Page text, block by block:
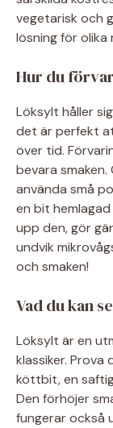
vegetarisk och
lösning för olika
Hur du
Löksylt håller
det är perfekt
över tid.
bevara smaken.
använda små
en bit
upp den, gör
undvik
och smaken!
Vad du kan
Löksylt är en
klassiker. Prova
köttbit, en
Den förhöjer
fungerar också